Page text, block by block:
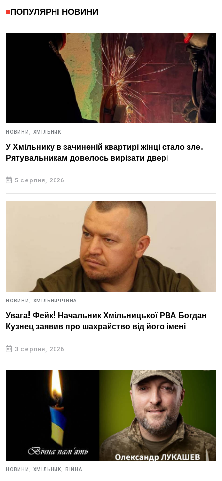
ПОПУЛЯРНІ НОВИНИ
НОВИНИ, ХМІЛЬНИК
У Хмільнику в зачиненій квартирі жінці стало зле.
Рятувальникам довелось вирізати двері
5 серпня, 2026
НОВИНИ, ХМІЛЬНИЧЧИНА
Увага! Фейк! Начальник Хмільницької РВА Богдан
Кузнец заявив про шахрайство від його імені
3 серпня, 2026
НОВИНИ, ХМІЛЬНИК, ВІЙНА